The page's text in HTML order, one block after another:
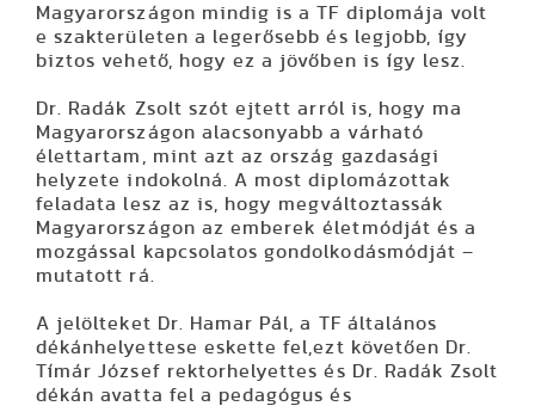
Magyarországon mindig is a TF diplomája volt
e szakterületen a legerősebb és legjobb, így
biztos vehető, hogy ez a jövőben is így lesz.
Dr. Radák Zsolt szót ejtett arról is, hogy ma
Magyarországon alacsonyabb a várható
élettartam, mint azt az ország gazdasági
helyzete indokolná. A most diplomázottak
feladata lesz az is, hogy megváltoztassák
Magyarországon az emberek életmódját és a
mozgással kapcsolatos gondolkodásmódját –
mutatott rá.
A jelölteket Dr. Hamar Pál, a TF általános
dékánhelyettese eskette fel,ezt követően Dr.
Tímár József rektorhelyettes és Dr. Radák Zsolt
dékán avatta fel a pedagógus és